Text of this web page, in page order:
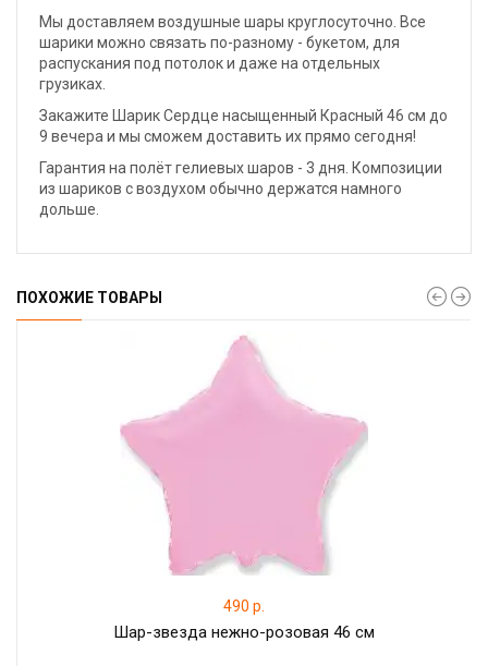
Мы доставляем воздушные шары круглосуточно. Все
шарики можно связать по-разному - букетом, для
распускания под потолок и даже на отдельных
грузиках.
Закажите Шарик Сердце насыщенный Красный 46 см до
9 вечера и мы сможем доставить их прямо сегодня!
Гарантия на полёт гелиевых шаров - 3 дня. Композиции
из шариков с воздухом обычно держатся намного
дольше.
ПОХОЖИЕ ТОВАРЫ
490 р.
Шар-звезда нежно-розовая 46 см